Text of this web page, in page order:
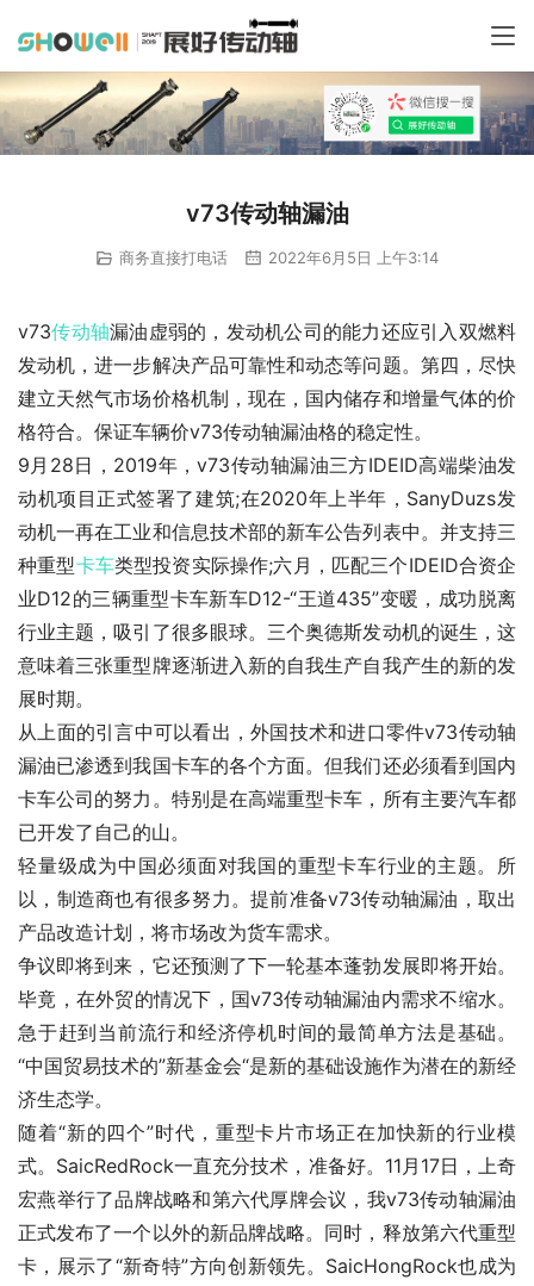
v73传动轴漏油
商务直接打电话 2022年6月5日 上午3:14
v73传动轴漏油虚弱的，发动机公司的能力还应引入双燃料
发动机，进一步解决产品可靠性和动态等问题。第四，尽快
建立天然气市场价格机制，现在，国内储存和增量气体的价
格符合。保证车辆价v73传动轴漏油格的稳定性。
9月28日，2019年，v73传动轴漏油三方IDEID高端柴油发
动机项目正式签署了建筑;在2020年上半年，SanyDuzs发
动机一再在工业和信息技术部的新车公告列表中。并支持三
种重型卡车类型投资实际操作;六月，匹配三个IDEID合资企
业D12的三辆重型卡车新车D12-“王道435”变暖，成功脱离
行业主题，吸引了很多眼球。三个奥德斯发动机的诞生，这
意味着三张重型牌逐渐进入新的自我生产自我产生的新的发
展时期。
从上面的引言中可以看出，外国技术和进口零件v73传动轴
漏油已渗透到我国卡车的各个方面。但我们还必须看到国内
卡车公司的努力。特别是在高端重型卡车，所有主要汽车都
已开发了自己的山。
轻量级成为中国必须面对我国的重型卡车行业的主题。所
以，制造商也有很多努力。提前准备v73传动轴漏油，取出
产品改造计划，将市场改为货车需求。
争议即将到来，它还预测了下一轮基本蓬勃发展即将开始。
毕竟，在外贸的情况下，国v73传动轴漏油内需求不缩水。
急于赶到当前流行和经济停机时间的最简单方法是基础。
“中国贸易技术的”新基金会“是新的基础设施作为潜在的新经
济生态学。
随着“新的四个”时代，重型卡片市场正在加快新的行业模
式。SaicRedRock一直充分技术，准备好。11月17日，上奇
宏燕举行了品牌战略和第六代厚牌会议，我v73传动轴漏油
正式发布了一个以外的新品牌战略。同时，释放第六代重型
卡，展示了“新奇特”方向创新领先。SaicHongRock也成为